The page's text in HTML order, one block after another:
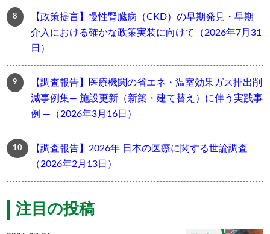
【政策提言】慢性腎臓病（CKD）の早期発見・早期
介入における確かな政策実装に向けて（2026年7月31
日）
【調査報告】医療機関の省エネ・温室効果ガス排出削
減事例集― 施設更新（新築・建て替え）に伴う実践事
例 ―（2026年3月16日）
【調査報告】2026年 日本の医療に関する世論調査
（2026年2月13日）
注目の投稿